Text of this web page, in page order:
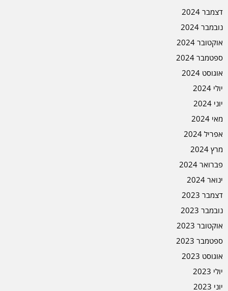
דצמבר 2024
נובמבר 2024
אוקטובר 2024
ספטמבר 2024
אוגוסט 2024
יולי 2024
יוני 2024
מאי 2024
אפריל 2024
מרץ 2024
פברואר 2024
ינואר 2024
דצמבר 2023
נובמבר 2023
אוקטובר 2023
ספטמבר 2023
אוגוסט 2023
יולי 2023
יוני 2023